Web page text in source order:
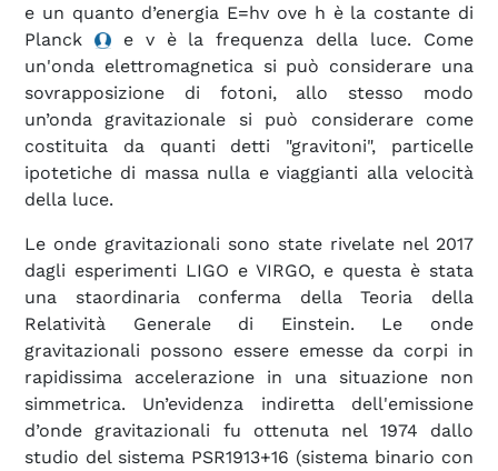
e un quanto d’energia E=hv ove h è la costante di
Planck
e v è la frequenza della luce. Come
un'onda elettromagnetica si può considerare una
sovrapposizione di fotoni, allo stesso modo
un’onda gravitazionale si può considerare come
costituita da quanti detti "gravitoni", particelle
ipotetiche di massa nulla e viaggianti alla velocità
della luce.
Le onde gravitazionali sono state rivelate nel 2017
dagli esperimenti LIGO e VIRGO, e questa è stata
una staordinaria conferma della Teoria della
Relatività Generale di Einstein. Le onde
gravitazionali possono essere emesse da corpi in
rapidissima accelerazione in una situazione non
simmetrica. Un’evidenza indiretta dell'emissione
d’onde gravitazionali fu ottenuta nel 1974 dallo
studio del sistema PSR1913+16 (sistema binario con